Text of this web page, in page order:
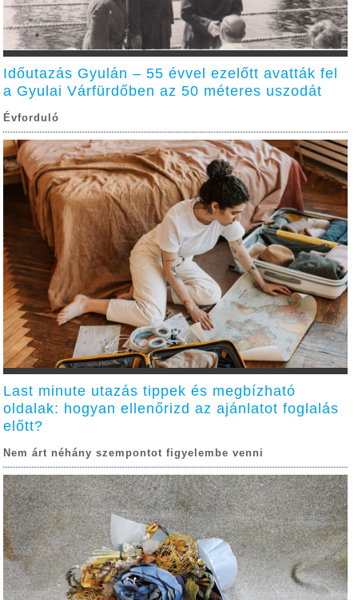
Időutazás Gyulán – 55 évvel ezelőtt avatták fel
a Gyulai Várfürdőben az 50 méteres uszodát
Évforduló
Last minute utazás tippek és megbízható
oldalak: hogyan ellenőrizd az ajánlatot foglalás
előtt?
Nem árt néhány szempontot figyelembe venni